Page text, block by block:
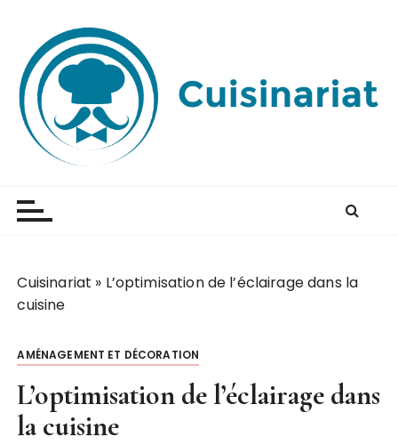
Cuisinariat » L’optimisation de l’éclairage dans la
cuisine
AMÉNAGEMENT ET DÉCORATION
L’optimisation de l’éclairage dans
la cuisine